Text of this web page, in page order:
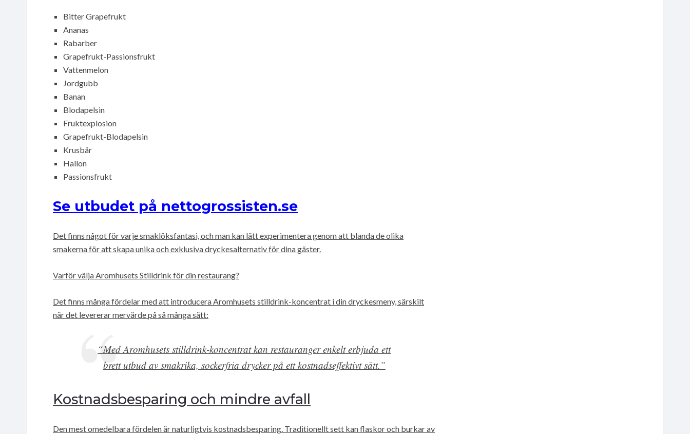
Bitter Grapefrukt
Ananas
Rabarber
Grapefrukt-Passionsfrukt
Vattenmelon
Jordgubb
Banan
Blodapelsin
Fruktexplosion
Grapefrukt-Blodapelsin
Krusbär
Hallon
Passionsfrukt
Se utbudet på nettogrossisten.se
Det finns något för varje smaklöksfantasi, och man kan lätt experimentera genom att blanda de olika
smakerna för att skapa unika och exklusiva dryckesalternativ för dina gäster.
Varför välja Aromhusets Stilldrink för din restaurang?
Det finns många fördelar med att introducera Aromhusets stilldrink-koncentrat i din dryckesmeny, särskilt
när det levererar mervärde på så många sätt:
“Med Aromhusets stilldrink-koncentrat kan restauranger enkelt erbjuda ett
brett utbud av smakrika, sockerfria drycker på ett kostnadseffektivt sätt.”
Kostnadsbesparing och mindre avfall
Den mest omedelbara fördelen är naturligtvis kostnadsbesparing. Traditionellt sett kan flaskor och burkar av